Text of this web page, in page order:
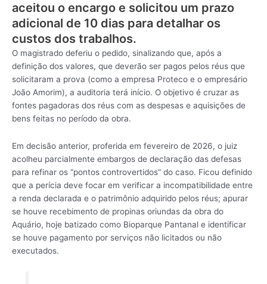
aceitou o encargo e solicitou um prazo
adicional de 10 dias para detalhar os
custos dos trabalhos.
O magistrado deferiu o pedido, sinalizando que, após a
definição dos valores, que deverão ser pagos pelos réus que
solicitaram a prova (como a empresa Proteco e o empresário
João Amorim), a auditoria terá início. O objetivo é cruzar as
fontes pagadoras dos réus com as despesas e aquisições de
bens feitas no período da obra.
Em decisão anterior, proferida em fevereiro de 2026, o juiz
acolheu parcialmente embargos de declaração das defesas
para refinar os “pontos controvertidos” do caso. Ficou definido
que a perícia deve focar em verificar a incompatibilidade entre
a renda declarada e o patrimônio adquirido pelos réus; apurar
se houve recebimento de propinas oriundas da obra do
Aquário, hoje batizado como Bioparque Pantanal e identificar
se houve pagamento por serviços não licitados ou não
executados.